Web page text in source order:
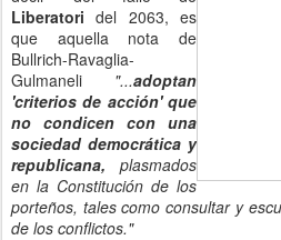
Liberatoridel 2063, es
que aquella nota de
Bullrich-Ravaglia-
Gulmaneli "...adoptan
'criterios de acción' que
no condicen con una
sociedad democrática y
republicana, plasmados
en la Constitución de los
porteños, tales como consultar y
de los conflictos."